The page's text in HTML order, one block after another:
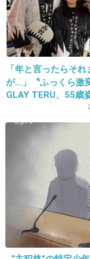
千葉県民を大
千葉県を逆に
青葉区や港北
めんどくさい
33. 匿名2017/01/30(月) 22:29:19
田園都市線に
「年と言ったらそれ
が…」〝ふっくら激
GLAY TERU、55歳
として好きすぎる」
さんには見えない」
なかった」